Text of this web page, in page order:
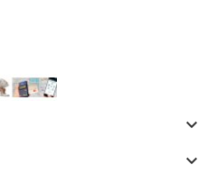
keyboard_arrow_down
keyboard_arrow_down